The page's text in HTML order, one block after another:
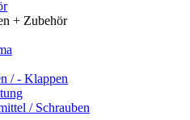
+ Zubehör
/ - Klappen
/ Schrauben